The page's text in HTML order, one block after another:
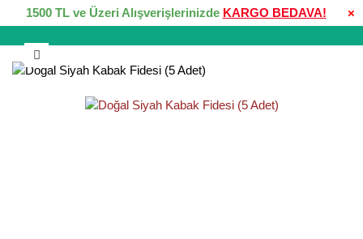
×
1500 TL ve Üzeri Alışverişlerinizde KARGO BEDAVA!